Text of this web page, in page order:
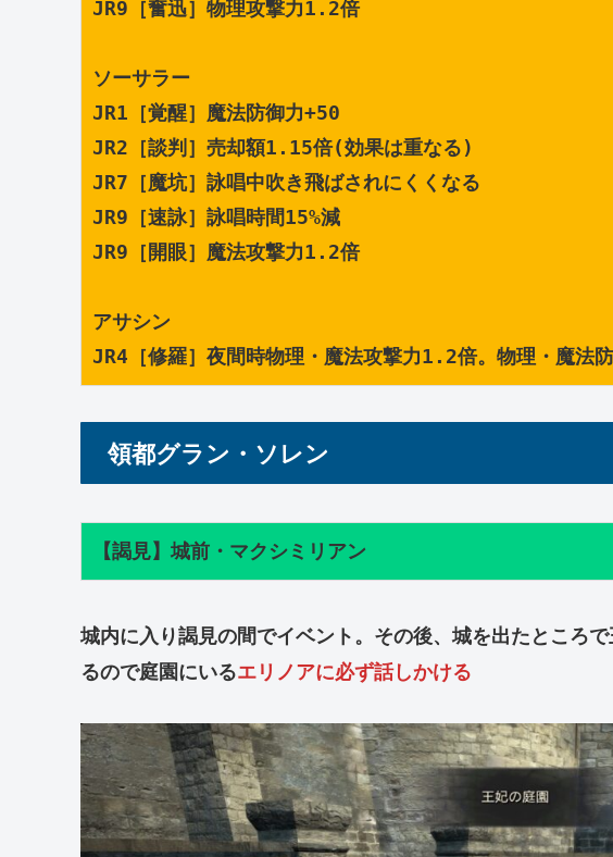
JR9［奮迅］物理攻撃力1.2倍
ソーサラー
JR1［覚醒］魔法防御力+50
JR2［談判］売却額1.15倍(効果は重なる)
JR7［魔坑］詠唱中吹き飛ばされにくくなる
JR9［速詠］詠唱時間15%減
JR9［開眼］魔法攻撃力1.2倍
アサシン
JR4［修羅］夜間時物理・魔法攻撃力1.2倍。物理・魔法
領都グラン・ソレン
【謁見】城前・マクシミリアン
城内に入り謁見の間でイベント。その後、城を出たところ
るので庭園にいるエリノアに必ず話しかける